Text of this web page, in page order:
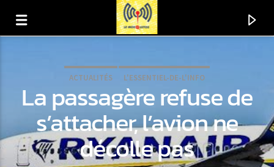
ACTUALITÉS L'ESSENTIEL-DE-L'INFO
La passagère refuse de
s’attacher, l’avion ne
décolle pas